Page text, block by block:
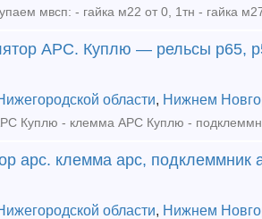
АРС. Куплю — рельсы р65,
области, Нижнем
арс. клемма арс, подклеммник
области, Нижнем